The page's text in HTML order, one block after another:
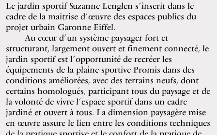
Le jardin sportif Suzanne Lenglen s’inscrit dans le
cadre de la maitrise d’œuvre des espaces publics du
projet urbain Garonne Eiffel.
Au cœur d’un système paysager fort et
structurant, largement ouvert et finement connecté, le
jardin sportif est l’opportunité de recréer les
équipements de la plaine sportive Promis dans des
conditions améliorées, avec des terrains neufs, dont
certains homologués, participant tous du paysage et de
la volonté de vivre l’espace sportif dans un cadre
jardiné et ouvert à tous. La dimension paysagère mise
en œuvre assure le lien entre les conditions techniques